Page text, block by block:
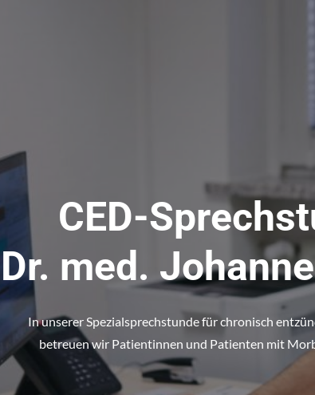
CED-
Dr. med.
In unserer Spezialsprechstunde für chronisch
betreuen wir Patientinnen und Patienten mit